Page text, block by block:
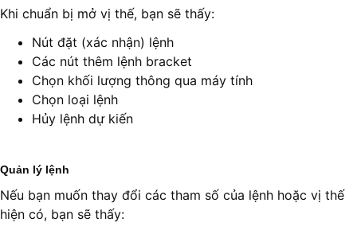
Khi chuẩn bị mở vị thế, bạn sẽ thấy:
Nút đặt (xác nhận) lệnh
Các nút thêm lệnh bracket
Chọn khối lượng thông qua máy tính
Chọn loại lệnh
Hủy lệnh dự kiến
Quản lý lệnh
Nếu bạn muốn thay đổi các tham số của lệnh hoặc vị thế
hiện có, bạn sẽ thấy: